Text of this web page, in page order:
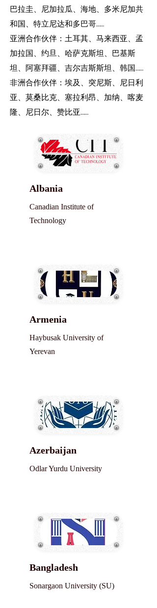
巴拉圭、尼加拉瓜、海地、多米尼加共
和国、特立尼达和多巴哥……
亚洲合作伙伴：土耳其、马来西亚、孟
加拉国、约旦、哈萨克斯坦、巴基斯
坦、阿塞拜疆、吉尔吉斯斯坦、韩国……
非洲合作伙伴：埃及、突尼斯、尼日利
亚、莫桑比克、塞拉利昂、加纳、喀麦
隆、尼日尔、赞比亚……
Albania
Canadian Institute of
Technology
Armenia
Haybusak University of
Yerevan
Azerbaijan
Odlar Yurdu University
Bangladesh
Sonargaon University (SU)